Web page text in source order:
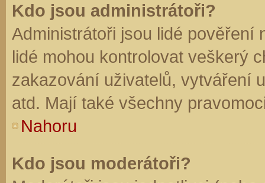
Kdo jsou administrátoři?
Administrátoři jsou lidé pověření
lidé mohou kontrolovat veškerý
zakazování uživatelů, vytváření
atd. Mají také všechny
Nahoru
Kdo jsou moderátoři?